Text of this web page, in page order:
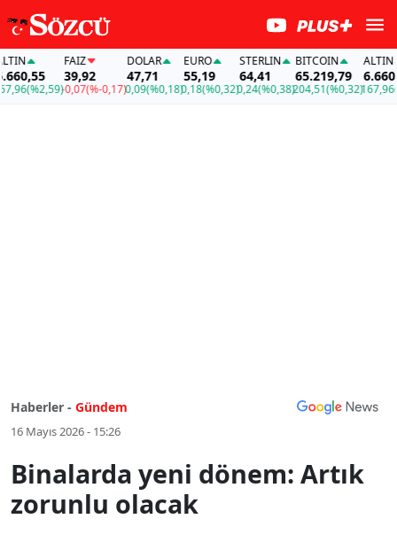
(%2,59)
FAİZ
39,92
-0,07(%-0,17)
DOLAR
47,71
0,09(%0,18)
EURO
55,19
0,18(%0,32)
STERLIN
64,41
0,24(%0,38)
BITCOIN
65.219,79
204,51(%0,32)
ALTIN
167,96
Haberler - Gündem
16 Mayıs 2026 - 15:26
Binalarda yeni dönem: Artık
zorunlu olacak